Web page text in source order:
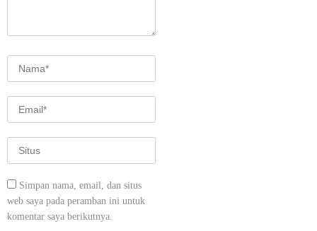
Simpan nama, email, dan situs
web saya pada peramban ini untuk
komentar saya berikutnya.